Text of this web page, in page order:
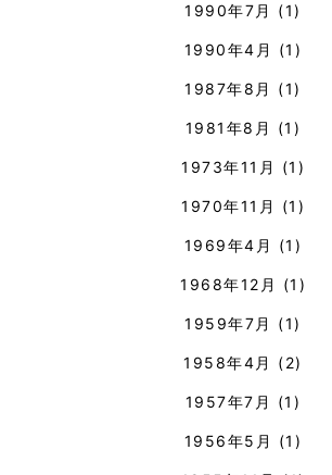
1990年7月 (1)
1990年4月 (1)
1987年8月 (1)
1981年8月 (1)
1973年11月 (1)
1970年11月 (1)
1969年4月 (1)
1968年12月 (1)
1959年7月 (1)
1958年4月 (2)
1957年7月 (1)
1956年5月 (1)